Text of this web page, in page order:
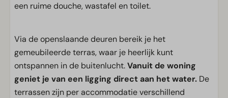
een ruime douche, wastafel en toilet.
Via de openslaande deuren bereik je het
gemeubileerde terras, waar je heerlijk kunt
ontspannen in de buitenlucht.Vanuit de woning
geniet je van een ligging direct aan het water. De
terrassen zijn per accommodatie verschillend